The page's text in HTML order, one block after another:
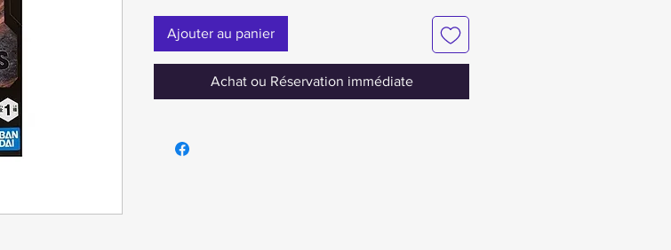
Ajouter au panier
Achat ou Réservation immédiate